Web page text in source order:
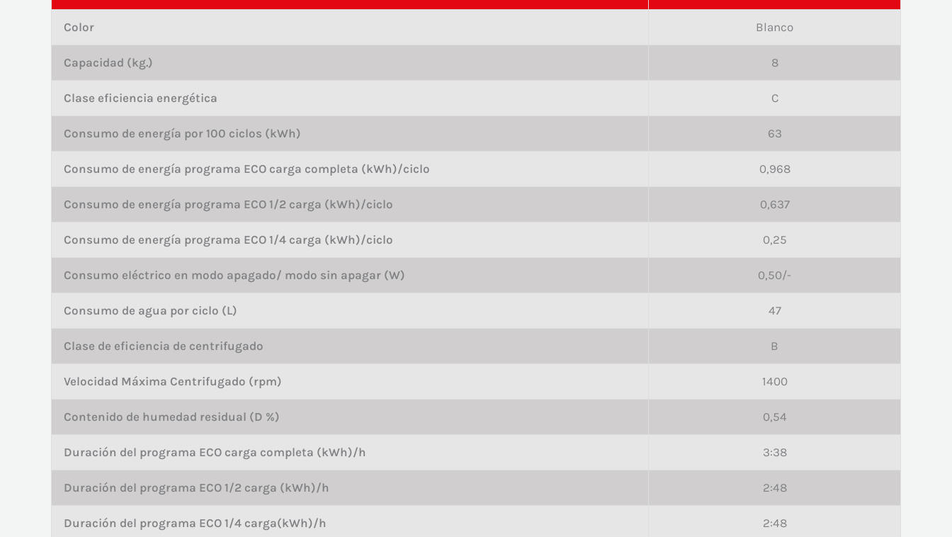
Color Blanco
Capacidad (kg.) 8
Clase eficiencia energética C
Consumo de energía por 100 ciclos (kWh) 63
Consumo de energía programa ECO carga completa (kWh)/ciclo 0,968
Consumo de energía programa ECO 1/2 carga (kWh)/ciclo 0,637
Consumo de energía programa ECO 1/4 carga (kWh)/ciclo 0,25
Consumo eléctrico en modo apagado/ modo sin apagar (W) 0,50/-
Consumo de agua por ciclo (L) 47
Clase de eficiencia de centrifugado B
Velocidad Máxima Centrifugado (rpm) 1400
Contenido de humedad residual (D %) 0,54
Duración del programa ECO carga completa (kWh)/h 3:38
Duración del programa ECO 1/2 carga (kWh)/h 2:48
Duración del programa ECO 1/4 carga(kWh)/h 2:48